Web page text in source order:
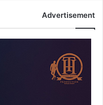
Advertisement